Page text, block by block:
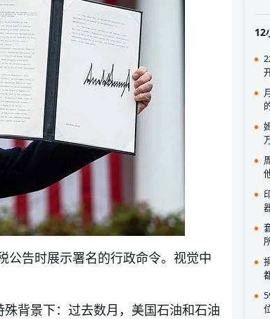
公告时展示署名的行政命令。视觉中
背景下：过去数月，美国石油和石油
12